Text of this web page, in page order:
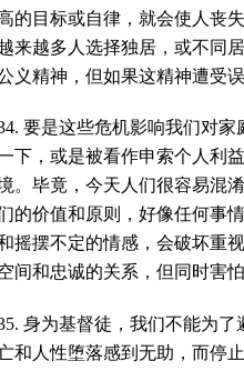
的目标或自律，就会使人丧
来越多人选择独居，或不同
义精神，但如果这精神遭受
要是这些危机影响我们对
下，或是被看作申索个人利
。毕竟，今天人们很容易混
的价值和原则，好像任何事
摇摆不定的情感，会破坏重
间和忠诚的关系，但同时害
身为基督徒，我们不能为了
和人性堕落感到无助，而停